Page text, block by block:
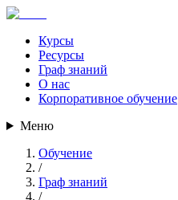
Курсы
Ресурсы
Граф знаний
О нас
Корпоративное обучение
Меню
Обучение
/
Граф знаний
/